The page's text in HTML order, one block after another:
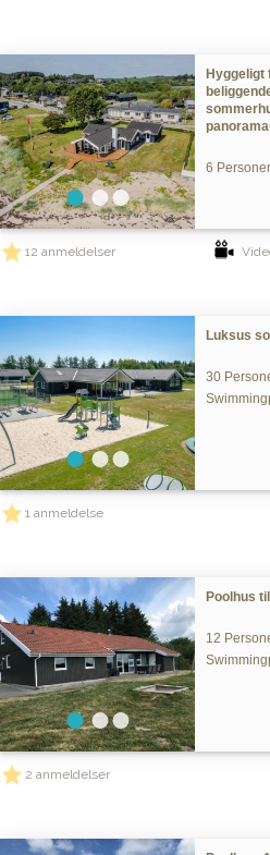
Hyggeligt
6
12 anmeldelser
Luksus
30
1 anmeldelse
Poolhus
12
2 anmeldelser